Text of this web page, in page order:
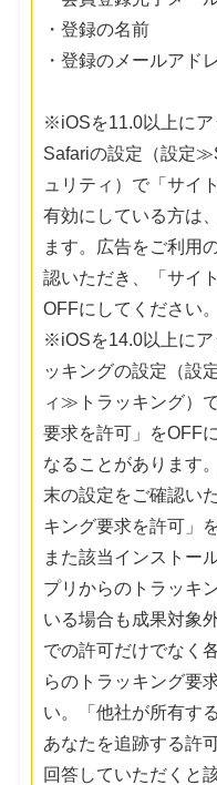
・登録の名前
・登録のメールアド
※iOSを11.0以上にア
Safariの設定（設定
ュリティ）で「サイ
有効にしている方は
ます。広告をご利用
認いただき、「サイ
OFFにしてください。
※iOSを14.0以上にア
ッキングの設定（設
ィ≫トラッキング）
要求を許可」をOFF
なることがあります
末の設定をご確認い
キング要求を許可」
また該当インストー
プリからのトラッキ
いる場合も成果対象
での許可だけでなく
らのトラッキング要
い。「他社が所有す
あなたを追跡する許
回答していただくと